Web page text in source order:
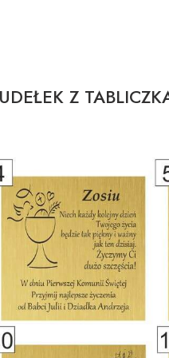
Z